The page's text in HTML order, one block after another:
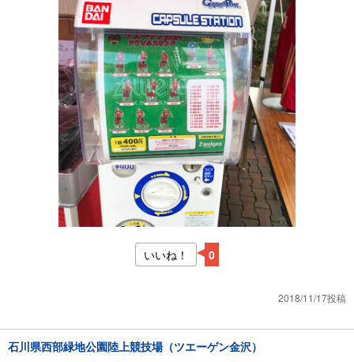
いいね！ 0
2018/11/17投稿
石川県西部緑地公園陸上競技場（ツエーゲン金沢）